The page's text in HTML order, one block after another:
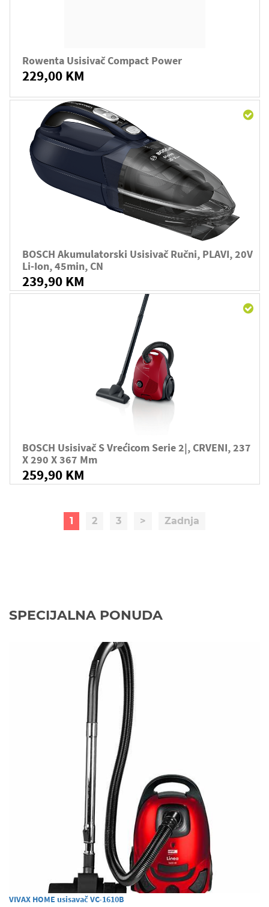
Rowenta Usisivač Compact Power
229,00 KM
BOSCH Akumulatorski Usisivač Ručni, PLAVI, 20V
Li-Ion, 45min, CN
239,90 KM
BOSCH Usisivač S Vrećicom Serie 2|, CRVENI, 237
X 290 X 367 Mm
259,90 KM
1 2 3 > Zadnja
SPECIJALNA PONUDA
VIVAX HOME usisavač VC-1610B